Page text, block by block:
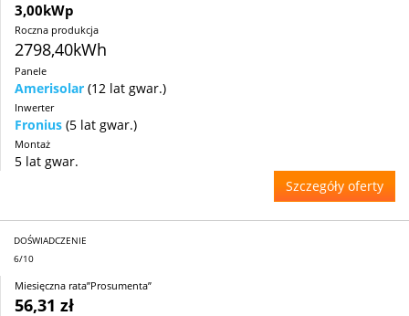
3,00kWp
Roczna produkcja
2798,40kWh
Panele
Amerisolar (12 lat gwar.)
Inwerter
Fronius (5 lat gwar.)
Montaż
5 lat gwar.
Szczegóły oferty
DOŚWIADCZENIE
6/10
Miesięczna rata”Prosumenta”
56,31 zł